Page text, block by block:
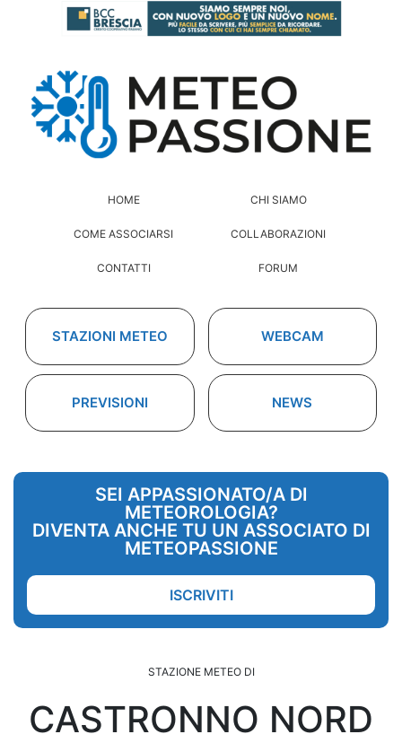
HOME CHI SIAMO
COME ASSOCIARSI COLLABORAZIONI
CONTATTI FORUM
STAZIONI METEO WEBCAM
PREVISIONI NEWS
SEI APPASSIONATO/A DI
METEOROLOGIA?
DIVENTA ANCHE TU UN ASSOCIATO DI
METEOPASSIONE
ISCRIVITI
STAZIONE METEO DI
CASTRONNO NORD